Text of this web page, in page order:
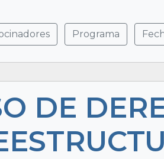
Programa
DE